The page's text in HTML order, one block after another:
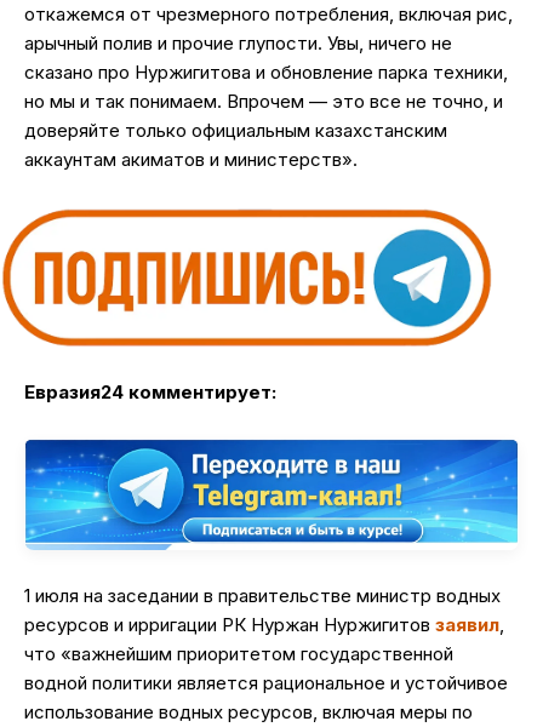
откажемся от чрезмерного потребления, включая рис,
арычный полив и прочие глупости. Увы, ничего не
сказано про Нуржигитова и обновление парка техники,
но мы и так понимаем. Впрочем — это все не точно, и
доверяйте только официальным казахстанским
аккаунтам акиматов и министерств».
Евразия24 комментирует:
1 июля на заседании в правительстве министр водных
ресурсов и ирригации РК Нуржан Нуржигитов заявил
что «важнейшим приоритетом государственной
водной политики является рациональное и устойчивое
использование водных ресурсов, включая меры по